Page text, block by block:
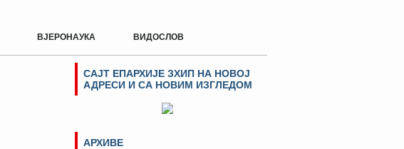
ВЈЕРОНАУКА ВИДОСЛОВ
САЈТ ЕПАРХИЈЕ ЗХИП НА НОВОЈ
АДРЕСИ И СА НОВИМ ИЗГЛЕДОМ
АРХИВЕ